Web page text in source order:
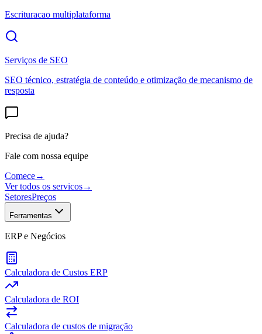
Escrituracao multiplataforma
Serviços de SEO
SEO técnico, estratégia de conteúdo e otimização de mecanismo de
resposta
Precisa de ajuda?
Fale com nossa equipe
Comece→
Ver todos os servicos→
SetoresPreços
Ferramentas
ERP e Negócios
Calculadora de Custos ERP
Calculadora de ROI
Calculadora de custos de migração